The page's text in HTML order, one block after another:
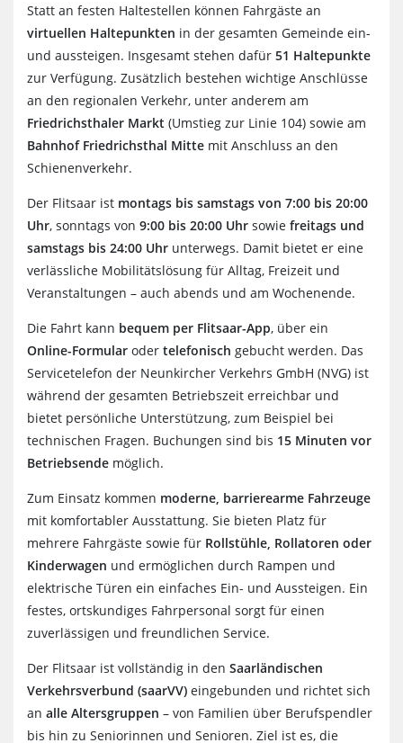
Statt an festen Haltestellen können Fahrgäste an
virtuellen Haltepunkten in der gesamten Gemeinde ein-
und aussteigen. Insgesamt stehen dafür 51 Haltepunkte
zur Verfügung. Zusätzlich bestehen wichtige Anschlüsse
an den regionalen Verkehr, unter anderem am
Friedrichsthaler Markt (Umstieg zur Linie 104) sowie am
Bahnhof Friedrichsthal Mitte mit Anschluss an den
Schienenverkehr.
Der Flitsaar ist montags bis samstags von 7:00 bis 20:00
Uhr, sonntags von 9:00 bis 20:00 Uhr sowie freitags und
samstags bis 24:00 Uhr unterwegs. Damit bietet er eine
verlässliche Mobilitätslösung für Alltag, Freizeit und
Veranstaltungen – auch abends und am Wochenende.
Die Fahrt kann bequem per Flitsaar-App, über ein
Online-Formular oder telefonisch gebucht werden. Das
Servicetelefon der Neunkircher Verkehrs GmbH (NVG) ist
während der gesamten Betriebszeit erreichbar und
bietet persönliche Unterstützung, zum Beispiel bei
technischen Fragen. Buchungen sind bis 15 Minuten vor
Betriebsende möglich.
Zum Einsatz kommen moderne, barrierearme Fahrzeuge
mit komfortabler Ausstattung. Sie bieten Platz für
mehrere Fahrgäste sowie für Rollstühle, Rollatoren oder
Kinderwagen und ermöglichen durch Rampen und
elektrische Türen ein einfaches Ein- und Aussteigen. Ein
festes, ortskundiges Fahrpersonal sorgt für einen
zuverlässigen und freundlichen Service.
Der Flitsaar ist vollständig in den Saarländischen
Verkehrsverbund (saarVV) eingebunden und richtet sich
an alle Altersgruppen – von Familien über Berufspendler
bis hin zu Seniorinnen und Senioren. Ziel ist es, die